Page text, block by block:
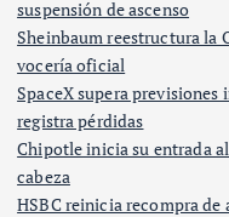
suspensión de ascenso
Sheinbaum reestructura la
vocería oficial
SpaceX supera
registra pérdidas
Chipotle inicia su entrada
cabeza
HSBC reinicia recompra de